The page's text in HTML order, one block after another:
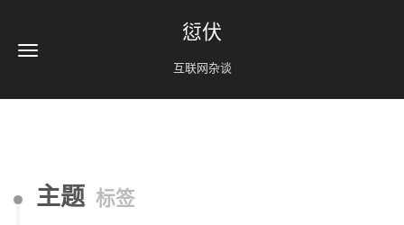
愆伏
互联网杂谈
主题 标签